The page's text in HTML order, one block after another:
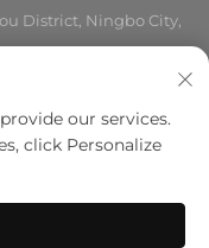
District, Ningbo City,
Co., Ltd. Tutti i diritti
our services.
click Personalize